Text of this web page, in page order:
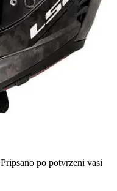
Pripsano po potvrzeni vasi